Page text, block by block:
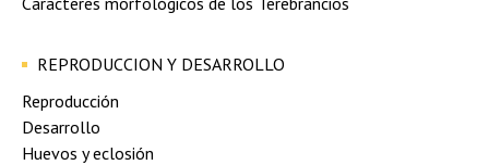
REPRODUCCION Y DESARROLLO
Reproducción
Desarrollo
Huevos y eclosión